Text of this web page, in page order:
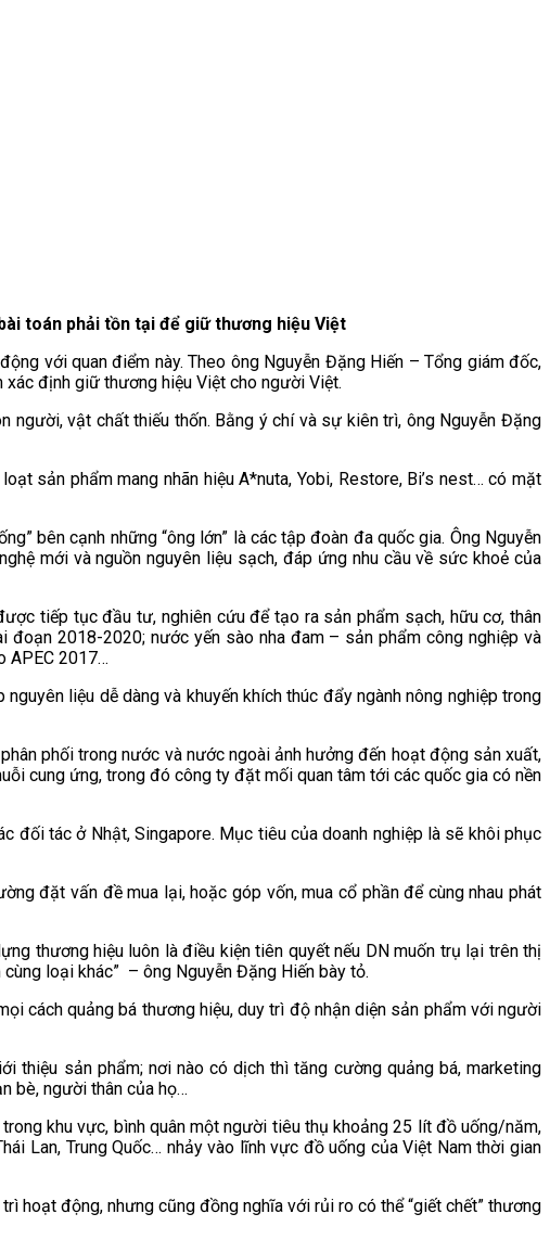
toán phải tồn tại để giữ thương hiệu Việt
với quan điểm này. Theo ông Nguyễn Đặng Hiến – Tổng giám đốc,
định giữ thương hiệu Việt cho người Việt.
vật chất thiếu thốn. Bằng ý chí và sự kiên trì, ông Nguyễn Đặng
sản phẩm mang nhãn hiệu A*nuta, Yobi, Restore, Bi’s nest… có mặt
bên cạnh những “ông lớn” là các tập đoàn đa quốc gia. Ông Nguyễn
mới và nguồn nguyên liệu sạch, đáp ứng nhu cầu về sức khoẻ của
tiếp tục đầu tư, nghiên cứu để tạo ra sản phẩm sạch, hữu cơ, thân
2018-2020; nước yến sào nha đam – sản phẩm công nghiệp và
APEC 2017…
liệu dễ dàng và khuyến khích thúc đẩy ngành nông nghiệp trong
phối trong nước và nước ngoài ảnh hưởng đến hoạt động sản xuất,
cung ứng, trong đó công ty đặt mối quan tâm tới các quốc gia có nền
đối tác ở Nhật, Singapore. Mục tiêu của doanh nghiệp là sẽ khôi phục
đặt vấn đề mua lại, hoặc góp vốn, mua cổ phần để cùng nhau phát
thương hiệu luôn là điều kiện tiên quyết nếu DN muốn trụ lại trên thị
loại khác” – ông Nguyễn Đặng Hiến bày tỏ.
cách quảng bá thương hiệu, duy trì độ nhận diện sản phẩm với người
thiệu sản phẩm; nơi nào có dịch thì tăng cường quảng bá, marketing
bè, người thân của họ…
khu vực, bình quân một người tiêu thụ khoảng 25 lít đồ uống/năm,
Lan, Trung Quốc… nhảy vào lĩnh vực đồ uống của Việt Nam thời gian
hoạt động, nhưng cũng đồng nghĩa với rủi ro có thể “giết chết” thương